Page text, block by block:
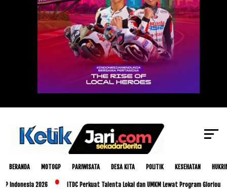
BERANDA MOTOGP PARIWISATA DESA KITA POLITIK KESEHATAN
2026 ITDC Perkuat Talenta Lokal dan UMKM Lewat Program Glorious Golo Mori